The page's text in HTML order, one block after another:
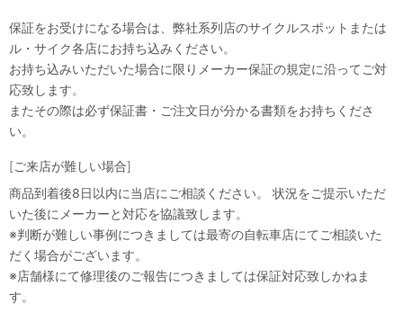
保証をお受けになる場合は、弊社系列店のサイクルスポットまたは
ル・サイク各店にお持ち込みください。
お持ち込みいただいた場合に限りメーカー保証の規定に沿ってご対
応致します。
またその際は必ず保証書・ご注文日が分かる書類をお持ちくださ
い。
[ご来店が難しい場合]
商品到着後8日以内に当店にご相談ください。 状況をご提示いただ
いた後にメーカーと対応を協議致します。
※判断が難しい事例につきましては最寄の自転車店にてご相談いた
だく場合がございます。
※店舗様にて修理後のご報告につきましては保証対応致しかねま
す。